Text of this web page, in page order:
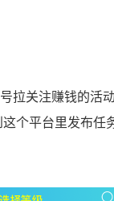
关注赚钱的活
个平台里发布